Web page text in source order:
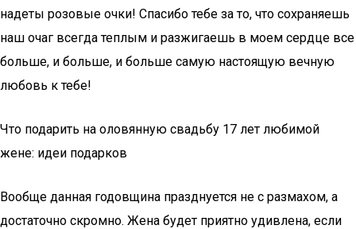
надеты розовые очки! Спасибо тебе за то, что сохраняешь
наш очаг всегда теплым и разжигаешь в моем сердце все
больше, и больше, и больше самую настоящую вечную
любовь к тебе!
Что подарить на оловянную свадьбу 17 лет любимой
жене: идеи подарков
Вообще данная годовщина празднуется не с размахом, а
достаточно скромно. Жена будет приятно удивлена, если